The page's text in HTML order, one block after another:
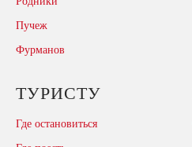
Пучеж
Фурманов
ТУРИСТУ
Где остановиться